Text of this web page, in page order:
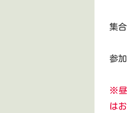
集
参
※昼
は